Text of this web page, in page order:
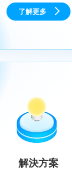
了解更多
解決方案